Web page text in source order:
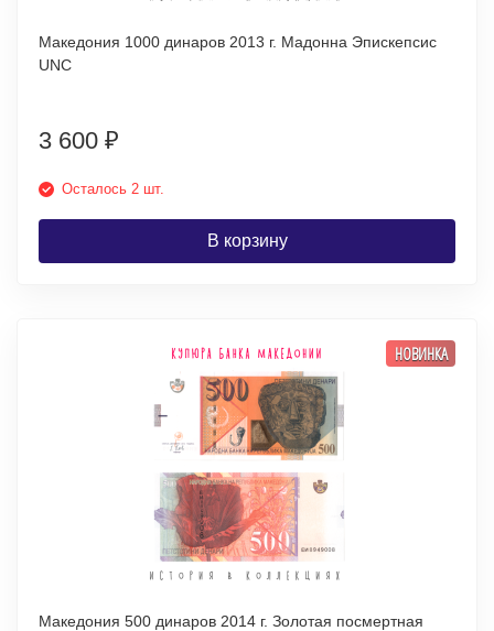
Македония 1000 динаров 2013 г. Мадонна Эпискепсис
UNC
3 600 ₽
Осталось 2 шт.
В корзину
НОВИНКА
Македония 500 динаров 2014 г. Золотая посмертная